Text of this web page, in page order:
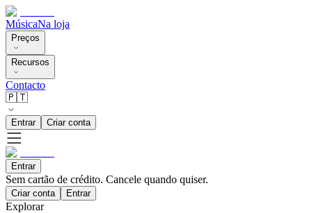
MúsicaNa loja
Preços
Recursos
Contacto
🇵🇹
Entrar Criar conta
Entrar
Sem cartão de crédito. Cancele quando quiser.
Criar conta Entrar
Explorar